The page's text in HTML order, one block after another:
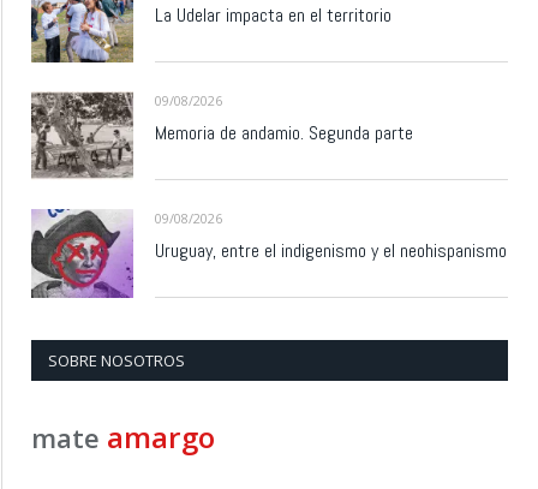
La Udelar impacta en el territorio
09/08/2026
Memoria de andamio. Segunda parte
09/08/2026
Uruguay, entre el indigenismo y el neohispanismo
SOBRE NOSOTROS
mate amargo